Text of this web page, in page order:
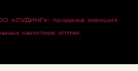
«ЛУДИНГ»: продажа хороших
напитков оптом.